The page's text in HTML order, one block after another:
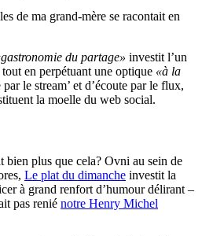
de ma grand-mère se racontait en
du partage» investit l’un
en perpétuant une optique «à la
par le stream’ et d’écoute par le flux,
la moelle du web social.
bien plus que cela? Ovni au sein de
Le plat du dimanche investit la
à grand renfort d’humour délirant –
pas renié notre Henry Michel